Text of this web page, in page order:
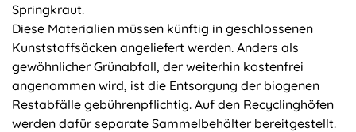
Springkraut.
Diese Materialien müssen künftig in geschlossenen
Kunststoffsäcken angeliefert werden. Anders als
gewöhnlicher Grünabfall, der weiterhin kostenfrei
angenommen wird, ist die Entsorgung der biogenen
Restabfälle gebührenpflichtig. Auf den Recyclinghöfen
werden dafür separate Sammelbehälter bereitgestellt.